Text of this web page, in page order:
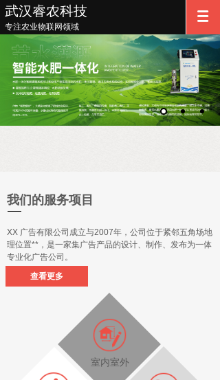
武汉睿农科技
专注农业物联网领域
我们的服务项目
XX 广告有限公司成立与2007年，公司位于紧邻五角场地
理位置**，是一家集广告产品的设计、制作、发布为一体
专业化广告公司。
查看更多
室内室外